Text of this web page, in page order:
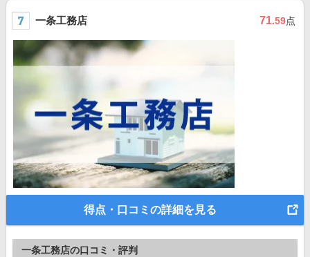
一条工務店 71.59点
得点・口コミの詳細を見る
一条工務店の口コミ・評判